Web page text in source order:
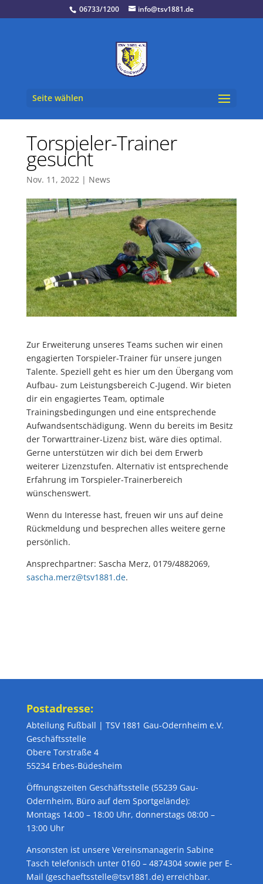
06733/1200 info@tsv1881.de
Seite wählen
Torspieler-Trainer
gesucht
Nov. 11, 2022| News
Zur Erweiterung unseres Teams suchen wir einen
engagierten Torspieler-Trainer für unsere jungen
Talente. Speziell geht es hier um den Übergang vom
Aufbau- zum Leistungsbereich C-Jugend. Wir bieten
dir ein engagiertes Team, optimale
Trainingsbedingungen und eine entsprechende
Aufwandsentschädigung. Wenn du bereits im Besitz
der Torwarttrainer-Lizenz bist, wäre dies optimal.
Gerne unterstützen wir dich bei dem Erwerb
weiterer Lizenzstufen. Alternativ ist entsprechende
Erfahrung im Torspieler-Trainerbereich
wünschenswert.
Wenn du Interesse hast, freuen wir uns auf deine
Rückmeldung und besprechen alles weitere gerne
persönlich.
Ansprechpartner: Sascha Merz, 0179/4882069,
sascha.merz@tsv1881.de.
Postadresse:
Abteilung Fußball | TSV 1881 Gau-Odernheim e.V.
Geschäftsstelle
Obere Torstraße 4
55234 Erbes-Büdesheim
Öffnungszeiten Geschäftsstelle (55239 Gau-
Odernheim, Büro auf dem Sportgelände):
Montags 14:00 – 18:00 Uhr, donnerstags 08:00 –
13:00 Uhr
Ansonsten ist unsere Vereinsmanagerin Sabine
Tasch telefonisch unter 0160 – 4874304 sowie per E-
Mail (geschaeftsstelle@tsv1881.de) erreichbar.